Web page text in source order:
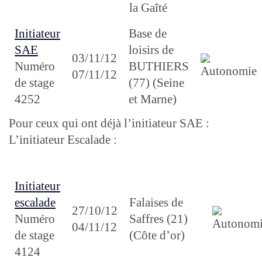
la Gaîté
Initiateur
SAE
Numéro
de stage
4252
03/11/12
07/11/12
Base de
loisirs de
BUTHIERS
(77) (Seine
et Marne)
Pour ceux qui ont déjà l’initiateur SAE :
L’initiateur Escalade :
Initiateur
escalade
Numéro
de stage
4124
27/10/12
04/11/12
Falaises de
Saffres (21)
(Côte d’or)